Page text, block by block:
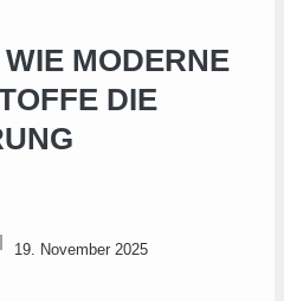
MODERNE
DIE
19. November 2025